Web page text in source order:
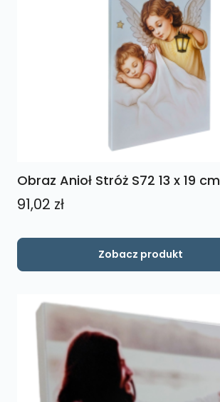
Obraz Anioł Stróż S72 13 x 19 cm
91,02 zł
Zobacz produkt